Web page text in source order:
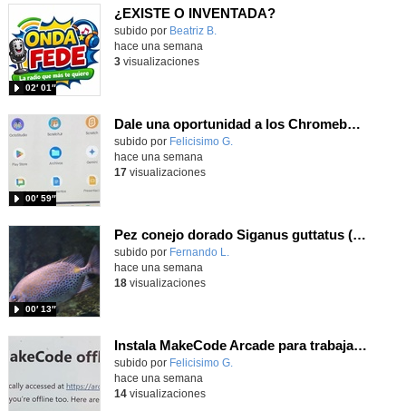
¿EXISTE O INVENTADA?
Contenido educativo.
subido por Beatriz B.
02′ 01″
hace una semana
3visualizaciones
Dale una oportunidad a los Chromebooks y utiliza un proyector para realizar talleres si no tienes pantallas táctiles
Contenido educativo.
subido por Felicisimo G.
00′ 59″
hace una semana
17visualizaciones
Pez conejo dorado Siganus guttatus (Bloch, 1786)
Contenido educativo.
subido por Fernando L.
00′ 13″
hace una semana
18visualizaciones
Instala MakeCode Arcade para trabajar offline en tu tablet, ordenador, Chromebook
Contenido educativo.
subido por Felicisimo G.
hace una semana
14visualizaciones